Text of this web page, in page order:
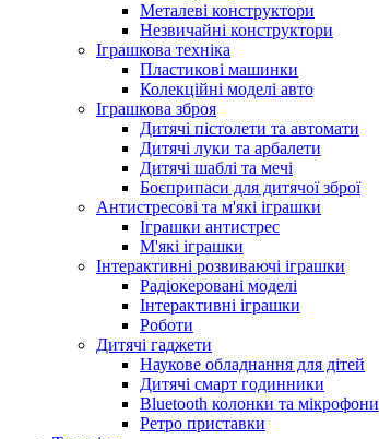
Металеві конструктори
Незвичайні конструктори
Іграшкова техніка
Пластикові машинки
Колекційні моделі авто
Іграшкова зброя
Дитячі пістолети та автомати
Дитячі луки та арбалети
Дитячі шаблі та мечі
Боєприпаси для дитячої зброї
Антистресові та м'які іграшки
Іграшки антистрес
М'які іграшки
Інтерактивні розвиваючі іграшки
Радіокеровані моделі
Інтерактивні іграшки
Роботи
Дитячі гаджети
Наукове обладнання для дітей
Дитячі смарт годинники
Bluetooth колонки та мікрофони
Ретро приставки